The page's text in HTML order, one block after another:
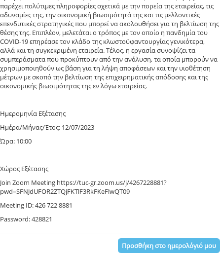
παρέχει πολύτιμες πληροφορίες σχετικά με την πορεία της εταιρείας, τις
αδυναμίες της, την οικονομική βιωσιμότητά της και τις μελλοντικές
επενδυτικές στρατηγικές που μπορεί να ακολουθήσει για τη βελτίωση της
θέσης της. Επιπλέον, μελετάται ο τρόπος με τον οποίο η πανδημία του
COVID-19 επηρέασε τον κλάδο της κλωστοϋφαντουργίας γενικότερα,
αλλά και τη συγκεκριμένη εταιρεία. Τέλος, η εργασία συνοψίζει τα
συμπεράσματα που προκύπτουν από την ανάλυση, τα οποία μπορούν να
χρησιμοποιηθούν ως βάση για τη λήψη αποφάσεων και την υιοθέτηση
μέτρων με σκοπό την βελτίωση της επιχειρηματικής απόδοσης και της
οικονομικής βιωσιμότητας της εν λόγω εταιρείας.
Ημερομηνία Εξέτασης
Ημέρα/Μήνας/Έτος: 12/07/2023
Ώρα: 10:00
Χώρος Εξέτασης
Join Zoom Meeting https://tuc-gr.zoom.us/j/4267228881?
pwd=SFNJdUFOR2ZTQjFKTlF3RkFKeFlwQT09
Meeting ID: 426 722 8881
Password: 428821
Προσθήκη στο ημερολόγιό μου